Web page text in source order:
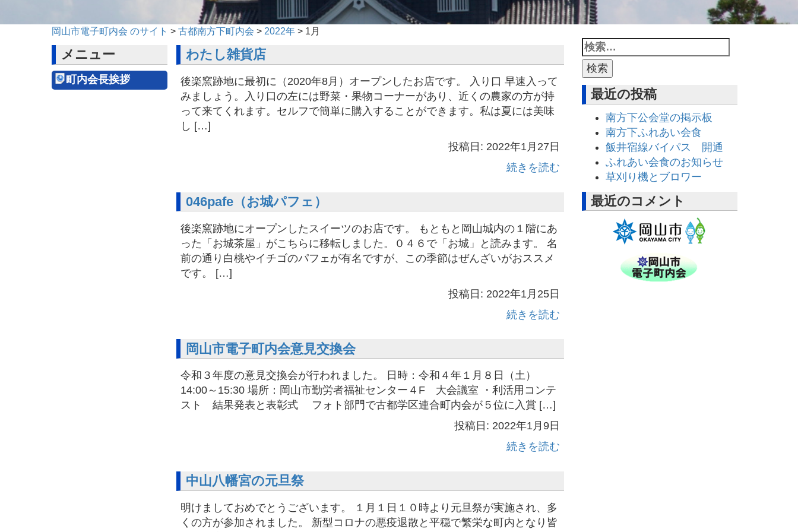
岡山市電子町内会 のサイト > 古都南方下町内会 > 2022年 > 1月
メニュー
町内会長挨拶
わたし雑貨店
後楽窯跡地に最初に（2020年8月）オープンしたお店です。 入り口 早速入って
みましょう。入り口の左には野菜・果物コーナーがあり、近くの農家の方が持
って来てくれます。セルフで簡単に購入することができます。私は夏には美味
し […]
投稿日: 2022年1月27日
続きを読む
046pafe（お城パフェ）
後楽窯跡地にオープンしたスイーツのお店です。 もともと岡山城内の１階にあ
った「お城茶屋」がこちらに移転しました。０４６で「お城」と読みます。 名
前の通り白桃やイチゴのパフェが有名ですが、この季節はぜんざいがおススメ
です。 […]
投稿日: 2022年1月25日
続きを読む
岡山市電子町内会意見交換会
令和３年度の意見交換会が行われました。 日時：令和４年１月８日（土）
14:00～15:30 場所：岡山市勤労者福祉センター４F 大会議室 ・利活用コンテ
スト 結果発表と表彰式 フォト部門で古都学区連合町内会が５位に入賞 […]
投稿日: 2022年1月9日
続きを読む
中山八幡宮の元旦祭
明けましておめでとうございます。 １月１日１０時より元旦祭が実施され、多
くの方が参加されました。 新型コロナの悪疫退散と平穏で繁栄な町内となり皆
最近の投稿
南方下公会堂の掲示板
南方下ふれあい会食
飯井宿線バイパス 開通
ふれあい会食のお知らせ
草刈り機とブロワー
最近のコメント